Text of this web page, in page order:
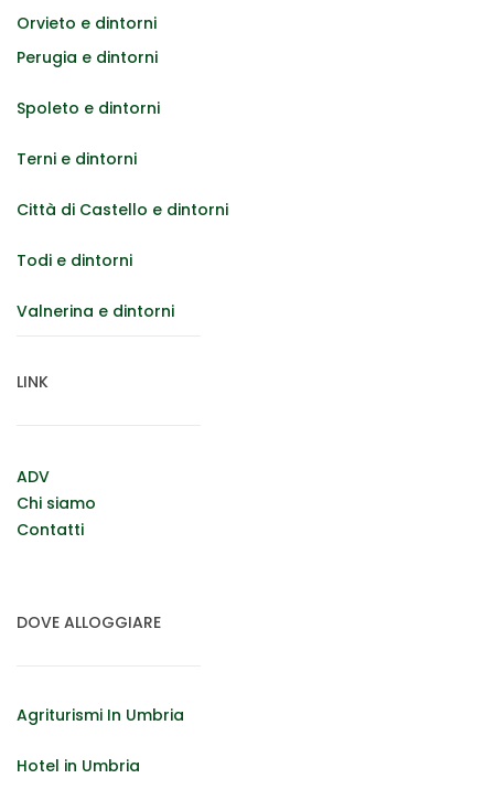
Orvieto e dintorni
Perugia e dintorni
Spoleto e dintorni
Terni e dintorni
Città di Castello e dintorni
Todi e dintorni
Valnerina e dintorni
LINK
ADV
Chi siamo
Contatti
DOVE ALLOGGIARE
Agriturismi In Umbria
Hotel in Umbria